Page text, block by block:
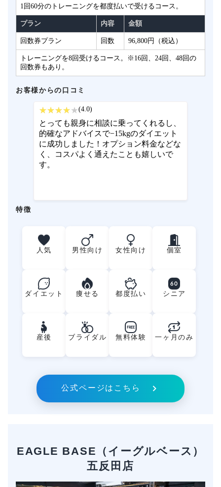
1回60分のトレーニングを都度払いで受けるコース。
プラン 内容 金額
回数券プラン 回数 96,800円（税込）
トレーニングを8回受けるコース。※16回、24回、48回の
回数券もあり。
お客様からの口コミ
(4.0)
とっても親身に相談に乗ってくれるし、
的確なアドバイスで−15kgのダイエット
に成功しました！オプション料金などな
く、コスパよく通えたことも嬉しいで
す。
特徴
人気 男性向け 女性向け 個室
ダイエット 痩せる 都度払い
60
シニア
産後 ブライダル
FREE
無料体験 一ヶ月のみ
公式ページはこちら
EAGLE BASE（イーグルベース）
五反田店